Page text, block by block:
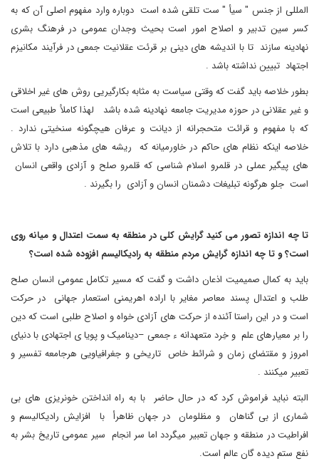
المللی از جنس " سیأ " ست تلقی شده است دوباره وارد مفهوم اصلی آن که به
کسر سین تدبیر و اصلاح امور است بحیث وجدان عمومی در فرهنگ بشری
نهادینه سازند تا با اندیشه های دینی بر قرئت عقلانیت جمعی در فرآیند مکانیزم
اجتهاد تبیین نداشته باشد .
بطور خلاصه باید گفت که وقتی سیاست به مثابه بکارگیریی روش های غیر اخلاقی
و غیر عقلانی در حوزه مدیریت جامعه نهادینه شده باشد لهذا کاملأ طبیعی است
که با مفهوم و قرائت متحجرانه از دیانت و عرفان هیچگونه سنخیتی ندارد .
خلاصه اینکه نظام های حاکم در خاورمیانه که ریشه های مذهبی دارد با تلاش
های پیگیر عملی در قلمرو اسلام شناسی که قلمرو صلح و آزادی واقعی انسان
است جلو هرگونه تبلیغات دشمنان انسان و آزادی را بگیرند .
تا چه اندازه تصور می کنید گرایش کلی در منطقه به سمت اعتدال و میانه روی
است؟ و تا چه اندازه گرایش مردم منطقه به رادیکالیسم افزوده شده است؟
باید به کمال صمیمیت اذعان داشت و گفت که مسیر تکامل عمومی انسان صلح
طلب و اعتدال پسند معاصر مغایر با اراده اهریمنی استعمار جهانی در حرکت
است و در این راستا آئنده از حرکت های آزادی خواه و اصلاح طلبی است که دین
را بر معیارهای علم و خِرد متعهدانه ء جمعی –دینامیک و پویا ی اجتهادی با دنیای
امروز و مقتضای زمان و شرائط خاص تاریخی و جغرافیاویی هرجامعه تفسیر و
تعبیر میکنند .
البته نباید فراموش کرد که در حال حاضر با به راه انداختن خونریزی های بی
شماری از بی گناهان و مظلومان در جهان ظاهرأ با افزایش رادیکالیسم و
افراطیت در منطقه و جهان تعبیر میگردد اما سر انجام سیر عمومی تاریخ بشر به
نفع ستم دیده گان عالم است.